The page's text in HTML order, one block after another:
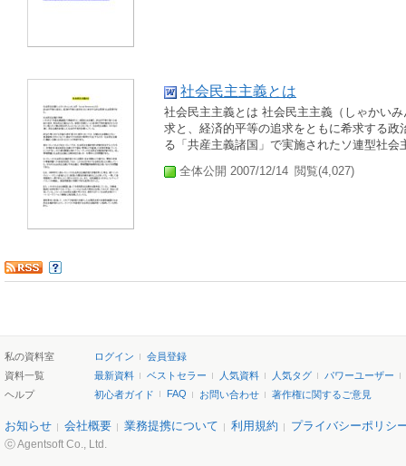
社会民主主義とは
社会民主主義とは 社会民主主義（しゃかい
求と、経済的平等の追求をともに希求する
る「共産主義諸国」で実施されたソ連型社
全体公開 2007/12/14 閲覧(4,027)
私の資料室 ログイン
会員登録
資料一覧
最新資料 ベストセラー 人気資料 人気タグ
パワーユーザー
ヘルプ
初心者ガイド FAQ お問い合わせ 著作権に関するご意見
お知らせ 会社概要 業務提携について 利用規約 プライバシーポリシ
ⓒ Agentsoft Co., Ltd.